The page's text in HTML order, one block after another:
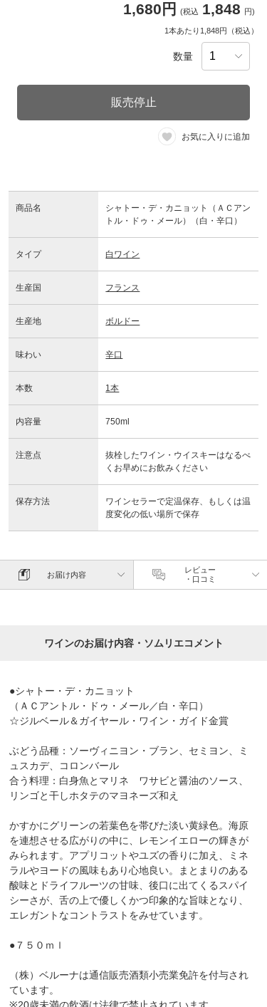
1,680円 (税込 1,848 円)
1本あたり1,848円（税込）
数量
販売停止
お気に入りに追加
商品名
シャトー・デ・カニョット（ＡＣアン
トル・ドゥ・メール）（白・辛口）
タイプ 白ワイン
生産国 フランス
生産地 ボルドー
味わい 辛口
本数 1本
内容量 750ml
注意点
抜栓したワイン・ウイスキーはなるべ
くお早めにお飲みください
保存方法
ワインセラーで定温保存、もしくは温
度変化の低い場所で保存
お届け内容
レビュー
・口コミ
ワインのお届け内容・ソムリエコメント
●シャトー・デ・カニョット
（ＡＣアントル・ドゥ・メール／白・辛口）
☆ジルベール＆ガイヤール・ワイン・ガイド金賞
ぶどう品種：ソーヴィニヨン・ブラン、セミヨン、ミ
ュスカデ、コロンバール
合う料理：白身魚とマリネ ワサビと醤油のソース、
リンゴと干しホタテのマヨネーズ和え
かすかにグリーンの若葉色を帯びた淡い黄緑色。海原
を連想させる広がりの中に、レモンイエローの輝きが
みられます。アプリコットやユズの香りに加え、ミネ
ラルやヨードの風味もあり心地良い。まとまりのある
酸味とドライフルーツの甘味、後口に出てくるスパイ
シーさが、舌の上で優しくかつ印象的な旨味となり、
エレガントなコントラストをみせています。
●７５０ｍｌ
（株）ベルーナは通信販売酒類小売業免許を付与され
ています。